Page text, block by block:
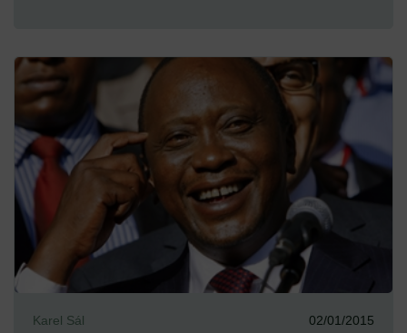
Karel Sál 02/01/2015